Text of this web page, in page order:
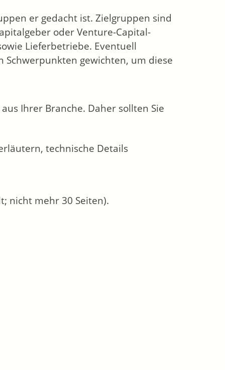
er gedacht ist. Zielgruppen sind
oder Venture-Capital-
Lieferbetriebe. Eventuell
gewichten, um diese
Ihrer Branche. Daher sollten Sie
technische Details
nicht mehr 30 Seiten).